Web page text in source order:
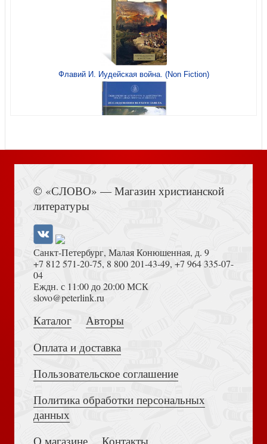
История Русской Церкви.: Первый патриарший период
(конец XVI — XII в)
Мышление бытия и вера откровения в немецкоязычной
теологии и русской религиозной мысли
Введение в Учительные книги Ветхого Завета
Православное пастырское служение. (ПСТГУ)
Флавий И. Иудейская война. (Non Fiction)
Толкование на Апокалипсис (Тихоний Африканский)
Достоевский Ф.М. Сила и правда России (2024)
© «СЛОВО» — Магазин христианской
литературы
Санкт-Петербург, Малая Конюшенная, д. 9
+7 812 571-20-75, 8 800 201-43-49, +7 964 335-07-
04
Еждн. с 11:00 до 20:00 МСК
slovo@peterlink.ru
Каталог
Авторы
Оплата и доставка
Пользовательское соглашение
Политика обработки персональных
данных
О магазине
Контакты